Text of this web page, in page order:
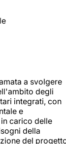
a svolgere
degli
integrati, con
e
carico delle
della
del